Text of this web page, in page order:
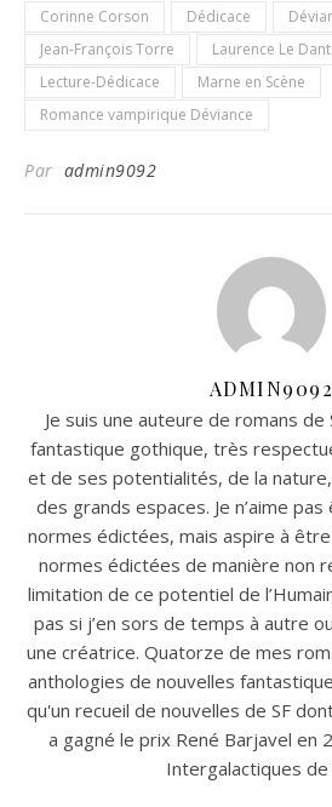
Corinne Corson Dédicace
Jean-François Torre
Laurence Le
Lecture-Dédicace
Marne en Scène
Romance vampirique Déviance
Par admin9092
ADMIN9092
Je suis une auteure de romans
fantastique gothique, très
et de ses potentialités, de la
des grands espaces. Je n’aime
normes édictées, mais aspire à
normes édictées de manière non
limitation de ce potentiel de
pas si j’en sors de temps à autre
une créatrice. Quatorze de mes
anthologies de nouvelles
qu'un recueil de nouvelles de SF
a gagné le prix René Barjavel en
Intergalactiques de